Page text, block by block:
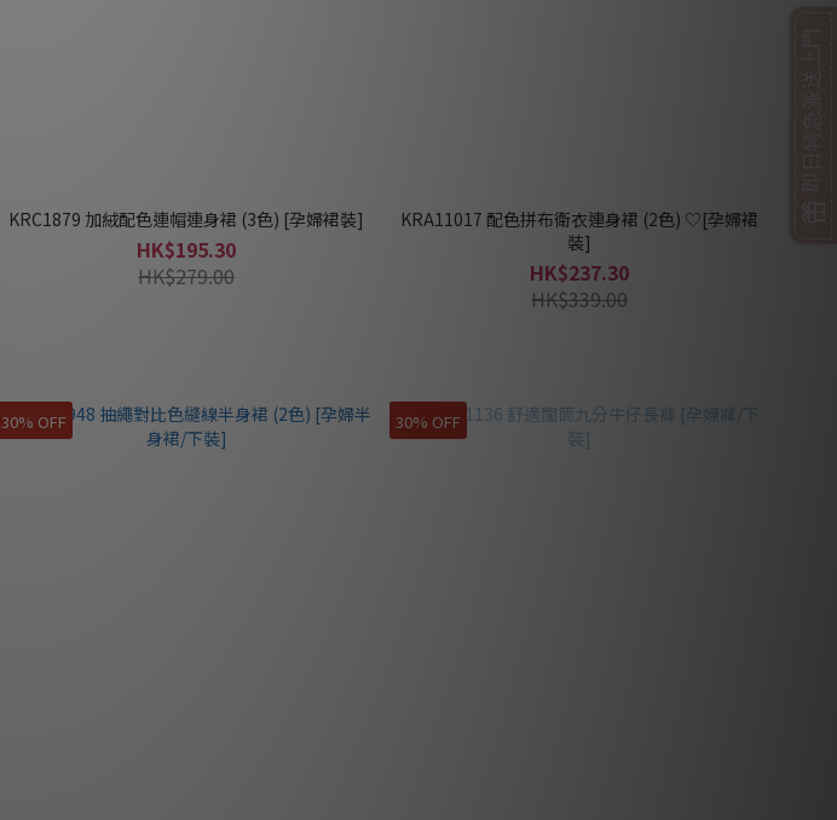
KRC1879 加絨配色連帽連身裙 (3色) [孕婦裙裝]
HK$195.30
HK$279.00
KRA11017 配色拼布衛衣連身裙 (2色) ♡[孕婦裙
裝]
HK$237.30
HK$339.00
30% OFF 30% OFF